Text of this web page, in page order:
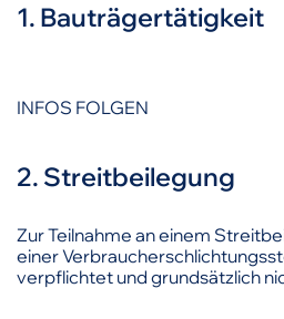
1. Bauträgertätigkeit
INFOS FOLGEN
2. Streitbeilegung
Zur Teilnahme an einem
einer
verpflichtet und grundsätzlich